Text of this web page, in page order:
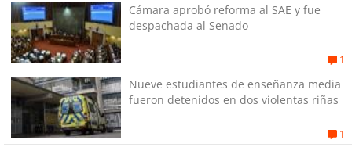
Cámara aprobó reforma al SAE y fue
despachada al Senado
1
Nueve estudiantes de enseñanza media
fueron detenidos en dos violentas riñas
1